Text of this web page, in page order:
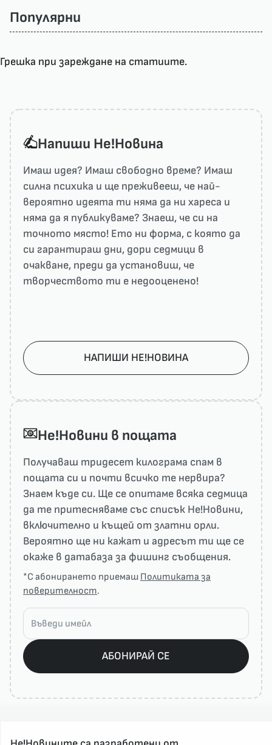
Популярни
Грешка при зареждане на статиите.
Напиши He!Новина
Имаш идея? Имаш свободно време? Имаш
силна психика и ще преживееш, че най-
вероятно идеята ти няма да ни харесa и
няма да я публикуваме? Знаеш, че си на
точното място! Ето ни форма, с която да
си гарантираш дни, дори седмици в
очакване, преди да установиш, че
творчеството ти е недооценено!
НАПИШИ НЕ!НОВИНА
He!Новини в пощата
Получаваш тридесет килограма спам в
пощата си и почти всичко те нервира?
Знаем къде си. Ще се опитаме всяка седмица
да те притесняваме със списък He!Новини,
включително и къщей от златни орли.
Вероятно ще ни кажат и адресът ти ще се
окаже в датабаза за фишинг съобщения.
*С абонирането приемаш Политиката за
поверителност.
АБОНИРАЙ СЕ